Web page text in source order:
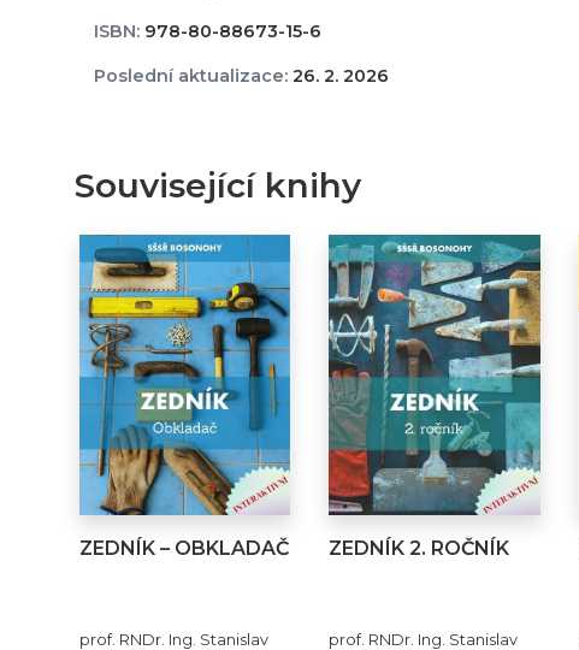
ISBN:978-80-88673-15-6
Poslední aktualizace:26. 2. 2026
Související knihy
ZEDNÍK – OBKLADAČ
prof. RNDr. Ing. Stanislav
ZEDNÍK 2. ROČNÍK
prof. RNDr. Ing. Stanislav